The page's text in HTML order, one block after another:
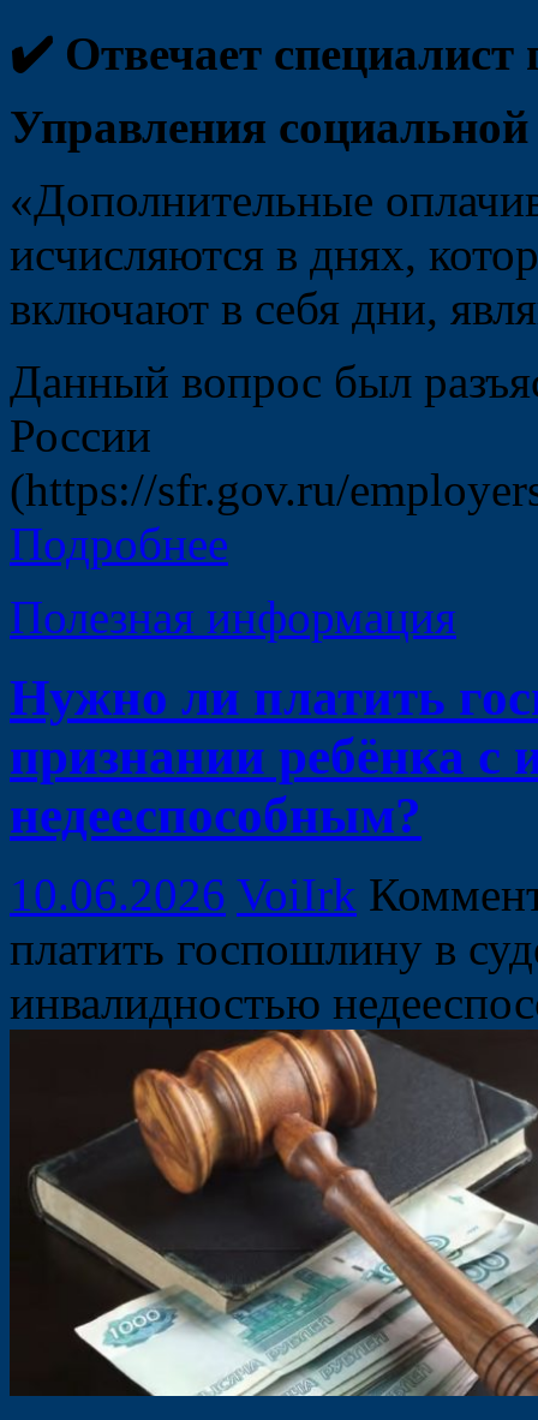
✔️ Отвечает
Управления
«Дополнительные
исчисляются в днях,
включают в себя дни,
Данный вопрос был
России
(https://sfr.gov.ru/
Подробнее
Полезная информация
Нужно ли платить
признании ребёнка с
недееспособным?
10.06.2026 VoiIrk
платить госпошлину в
инвалидностью